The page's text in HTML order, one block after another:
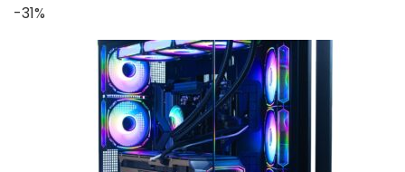
-31%